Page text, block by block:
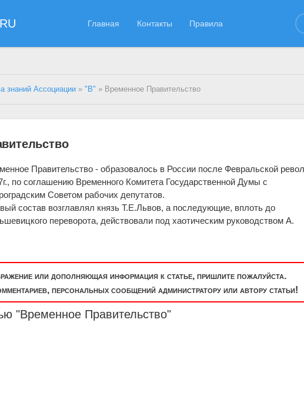
Главная Контакты Правила
знаний Ассоциации »"В" » Временное Правительство
Правительство - образовалось в России после Февральской
по соглашению Временного Комитета Государственной Думы с
Советом рабочих депутатов.
состав возглавлял князь Т.Е.Львов, а последующие, вплоть до
переворота, действовали под хаотическим руководством А.
или дополняющая информация к статье, пришлите пожалуйста.
персональных сообщений администратору или автору статьи!
"Временное Правительство"